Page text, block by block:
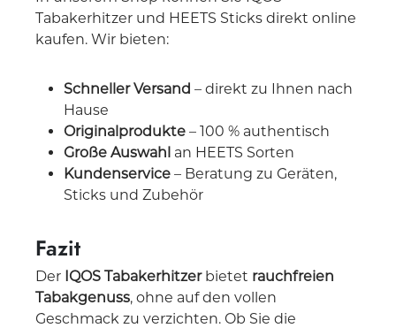
Tabakerhitzer und HEETS Sticks direkt online
kaufen. Wir bieten:
Schneller Versand – direkt zu Ihnen nach
Hause
Originalprodukte – 100 % authentisch
Große Auswahl an HEETS Sorten
Kundenservice – Beratung zu Geräten,
Sticks und Zubehör
Fazit
Der IQOS Tabakerhitzerbietet rauchfreien
Tabakgenuss, ohne auf den vollen
Geschmack zu verzichten. Ob Sie die